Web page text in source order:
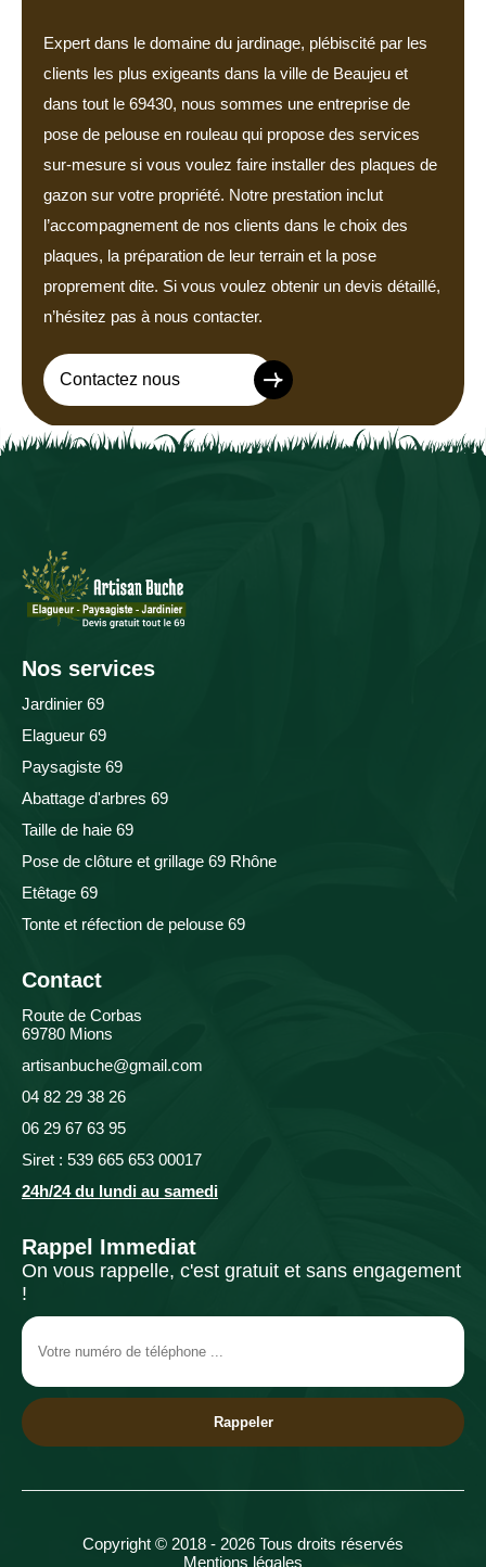
Expert dans le domaine du jardinage, plébiscité par les
clients les plus exigeants dans la ville de Beaujeu et
dans tout le 69430, nous sommes une entreprise de
pose de pelouse en rouleau qui propose des services
sur-mesure si vous voulez faire installer des plaques de
gazon sur votre propriété. Notre prestation inclut
l’accompagnement de nos clients dans le choix des
plaques, la préparation de leur terrain et la pose
proprement dite. Si vous voulez obtenir un devis détaillé,
n’hésitez pas à nous contacter.
Contactez nous
Nos services
Jardinier 69
Elagueur 69
Paysagiste 69
Abattage d'arbres 69
Taille de haie 69
Pose de clôture et grillage 69 Rhône
Etêtage 69
Tonte et réfection de pelouse 69
Contact
Route de Corbas
69780 Mions
artisanbuche@gmail.com
04 82 29 38 26
06 29 67 63 95
Siret : 539 665 653 00017
24h/24 du lundi au samedi
Rappel Immediat
On vous rappelle, c'est gratuit et sans engagement
!
Copyright © 2018 - 2026 Tous droits réservés
Mentions légales